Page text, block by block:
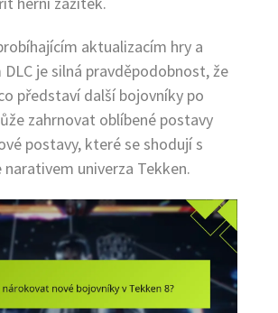
aktualizacím hry a
je silná pravděpodobnost, že
představí další bojovníky po
zahrnovat oblíbené postavy
postavy, které se shodují s
narativem univerza Tekken.